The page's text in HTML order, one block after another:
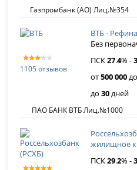
Газпромбанк (АО) Лиц.№354
1105 отзывов
ВТБ -
Без
ПСК27.4% -
от500 000до
до30дней
ПАО БАНК ВТБ Лиц.№1000
жилищное
ПСК29.2% -